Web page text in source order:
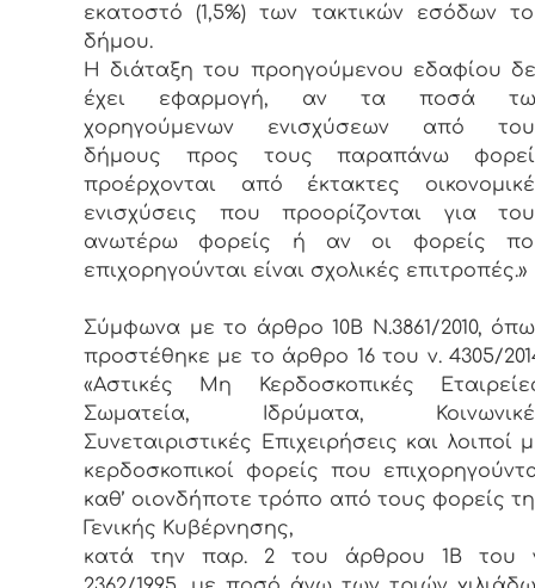
εκατοστό (1,5%) των τακτικών εσόδων
δήμου.
Η διάταξη του προηγούμενου εδαφίου
έχει εφαρμογή, αν τα ποσά
χορηγούμενων ενισχύσεων από
δήμους προς τους παραπάνω
προέρχονται από έκτακτες
ενισχύσεις που προορίζονται για
ανωτέρω φορείς ή αν οι φορείς
επιχορηγούνται είναι σχολικές επιτροπές.»
Σύμφωνα με το άρθρο 10Β Ν.3861/2010,
προστέθηκε με το άρθρο 16 του ν. 4305/
«Αστικές Μη Κερδοσκοπικές
Σωματεία, Ιδρύματα,
Συνεταιριστικές Επιχειρήσεις και λοιποί
κερδοσκοπικοί φορείς που
καθ’ οιονδήποτε τρόπο από τους φορείς
Γενικής Κυβέρνησης,
κατά την παρ. 2 του άρθρου 1Β του